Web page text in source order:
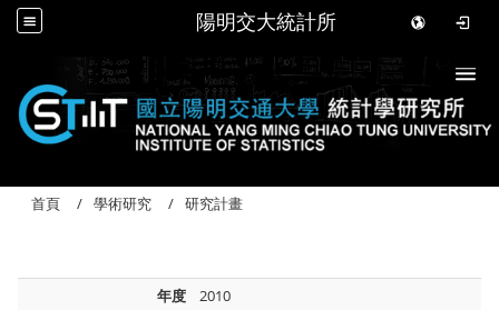
陽明交大統計所
首頁 學術研究 研究計畫
年度
2010